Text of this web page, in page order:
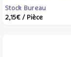
orange
Stock Bureau
2,15€ / Pièce